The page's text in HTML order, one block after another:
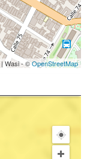
| Wasi - ©OpenStreetMap